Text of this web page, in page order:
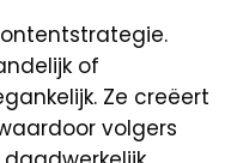
of
Ze creëert
volgers